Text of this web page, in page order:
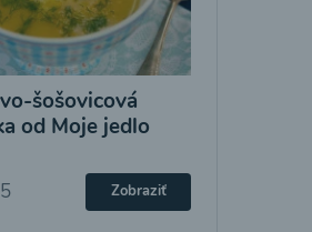
šošovicová
od Moje jedlo
Zobraziť